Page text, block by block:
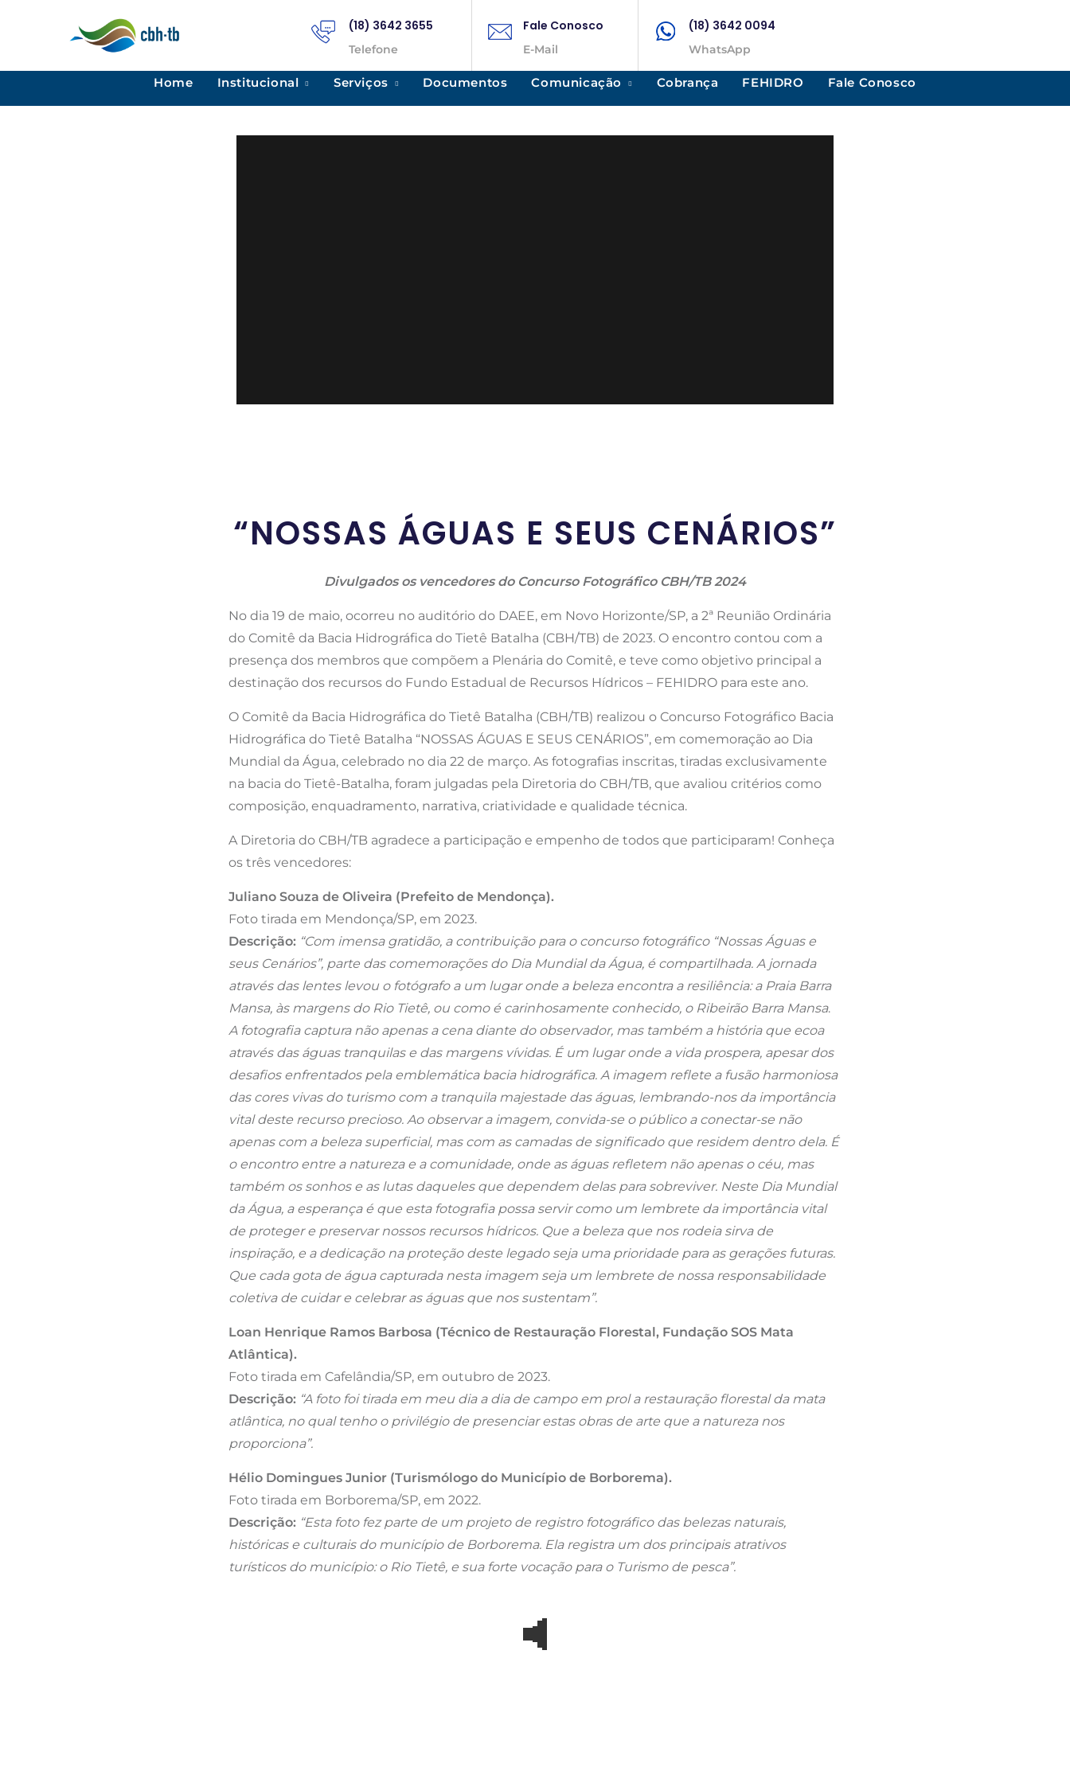
(18) 3642 3655
Telefone
Fale Conosco
E-Mail
(18) 3642 0094
WhatsApp
Home Institucional Serviços Documentos Comunicação Cobrança FEHIDRO Fale Conosco
“NOSSAS ÁGUAS E SEUS CENÁRIOS”
Divulgados os vencedores do Concurso Fotográfico CBH/TB 2024
No dia 19 de maio, ocorreu no auditório do DAEE, em Novo Horizonte/SP, a 2ª Reunião Ordinária
do Comitê da Bacia Hidrográfica do Tietê Batalha (CBH/TB) de 2023. O encontro contou com a
presença dos membros que compõem a Plenária do Comitê, e teve como objetivo principal a
destinação dos recursos do Fundo Estadual de Recursos Hídricos – FEHIDRO para este ano.
O Comitê da Bacia Hidrográfica do Tietê Batalha (CBH/TB) realizou o Concurso Fotográfico Bacia
Hidrográfica do Tietê Batalha “NOSSAS ÁGUAS E SEUS CENÁRIOS”, em comemoração ao Dia
Mundial da Água, celebrado no dia 22 de março. As fotografias inscritas, tiradas exclusivamente
na bacia do Tietê-Batalha, foram julgadas pela Diretoria do CBH/TB, que avaliou critérios como
composição, enquadramento, narrativa, criatividade e qualidade técnica.
A Diretoria do CBH/TB agradece a participação e empenho de todos que participaram! Conheça
os três vencedores:
Juliano Souza de Oliveira (Prefeito de Mendonça).
Foto tirada em Mendonça/SP, em 2023.
Descrição: “Com imensa gratidão, a contribuição para o concurso fotográfico “Nossas Águas e
seus Cenários”, parte das comemorações do Dia Mundial da Água, é compartilhada. A jornada
através das lentes levou o fotógrafo a um lugar onde a beleza encontra a resiliência: a Praia Barra
Mansa, às margens do Rio Tietê, ou como é carinhosamente conhecido, o Ribeirão Barra Mansa.
A fotografia captura não apenas a cena diante do observador, mas também a história que ecoa
através das águas tranquilas e das margens vívidas. É um lugar onde a vida prospera, apesar dos
desafios enfrentados pela emblemática bacia hidrográfica. A imagem reflete a fusão harmoniosa
das cores vivas do turismo com a tranquila majestade das águas, lembrando-nos da importância
vital deste recurso precioso. Ao observar a imagem, convida-se o público a conectar-se não
apenas com a beleza superficial, mas com as camadas de significado que residem dentro dela. É
o encontro entre a natureza e a comunidade, onde as águas refletem não apenas o céu, mas
também os sonhos e as lutas daqueles que dependem delas para sobreviver. Neste Dia Mundial
da Água, a esperança é que esta fotografia possa servir como um lembrete da importância vital
de proteger e preservar nossos recursos hídricos. Que a beleza que nos rodeia sirva de
inspiração, e a dedicação na proteção deste legado seja uma prioridade para as gerações futuras.
Que cada gota de água capturada nesta imagem seja um lembrete de nossa responsabilidade
coletiva de cuidar e celebrar as águas que nos sustentam”.
Loan Henrique Ramos Barbosa (Técnico de Restauração Florestal, Fundação SOS Mata
Atlântica).
Foto tirada em Cafelândia/SP, em outubro de 2023.
Descrição: “A foto foi tirada em meu dia a dia de campo em prol a restauração florestal da mata
atlântica, no qual tenho o privilégio de presenciar estas obras de arte que a natureza nos
proporciona”.
Hélio Domingues Junior (Turismólogo do Município de Borborema).
Foto tirada em Borborema/SP, em 2022.
Descrição: “Esta foto fez parte de um projeto de registro fotográfico das belezas naturais,
históricas e culturais do município de Borborema. Ela registra um dos principais atrativos
turísticos do município: o Rio Tietê, e sua forte vocação para o Turismo de pesca”.